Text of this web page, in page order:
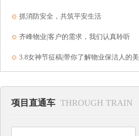
抓消防安全，共筑平安生活
齐峰物业|客户的需求，我们认真聆听
3.8女神节征稿|带你了解物业保洁人的美
项目直通车 THROUGH TRAIN